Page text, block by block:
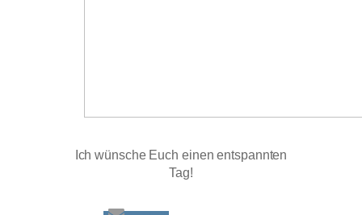
Ich wünsche Euch einen entspannten
Tag!